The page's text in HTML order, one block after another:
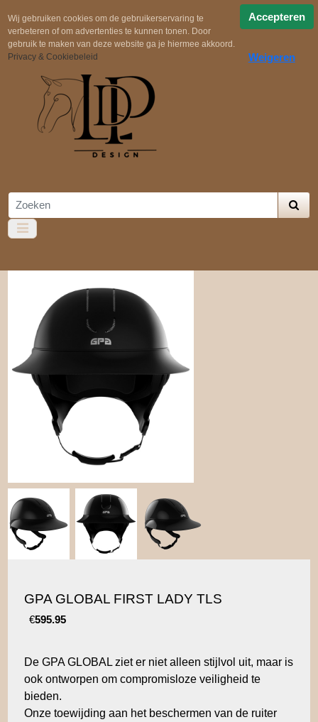
Snelle verzending Uit voorraad geleverd!
Gratis
verzending in NL boven €100,-
Zelf samenstellen
GPA GLOBAL FIRST LADY TLS
€595.95
De GPA GLOBAL ziet er niet alleen stijlvol uit, maar is
ook ontworpen om compromisloze veiligheid te
bieden.
Onze toewijding aan het beschermen van de ruiter
Wij gebruiken cookies om de gebruikerservaring te
verbeteren of om advertenties te kunnen tonen. Door
gebruik te maken van deze website ga je hiermee akkoord.
Privacy & Cookiebeleid
Accepteren
Weigeren